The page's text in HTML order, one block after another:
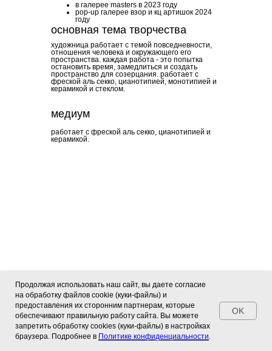
медиум
основная тема творчества
художница работает с темой повседневности,
отношения человека и окружающего его
пространства. каждая работа - это попытка
остановить время, замедлиться и создать
пространство для созерцания. работает с
фреской аль секко, цианотипией, монотипией и
керамикой и стеклом.
в галерее masters в 2023 году
pop-up галерее взор и кц артишок 2024
году
работает с фреской аль секко, цианотипией и
керамикой.
Продолжая использовать наш сайт, вы даете согласие
на обработку файлов cookie (куки-файлы) и
предоставления их сторонним партнерам, которые
обеспечивают правильную работу сайта. Вы можете
запретить обработку сookies (куки-файлы) в настройках
браузера. Подробнее в Политике конфиденциальности.
OK